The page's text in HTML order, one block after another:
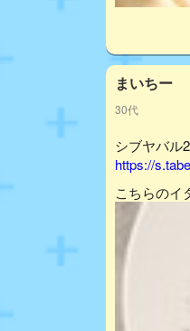
まいちー
30代
シブヤバル
https://
こちらのイ